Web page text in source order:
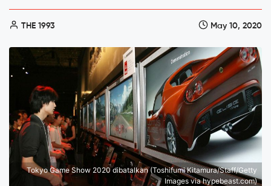
THE 1993 May 10, 2020
Tokyo Game Show 2020 dibatalkan (Toshifumi Kitamura/Staff/Getty
Images via hypebeast.com)